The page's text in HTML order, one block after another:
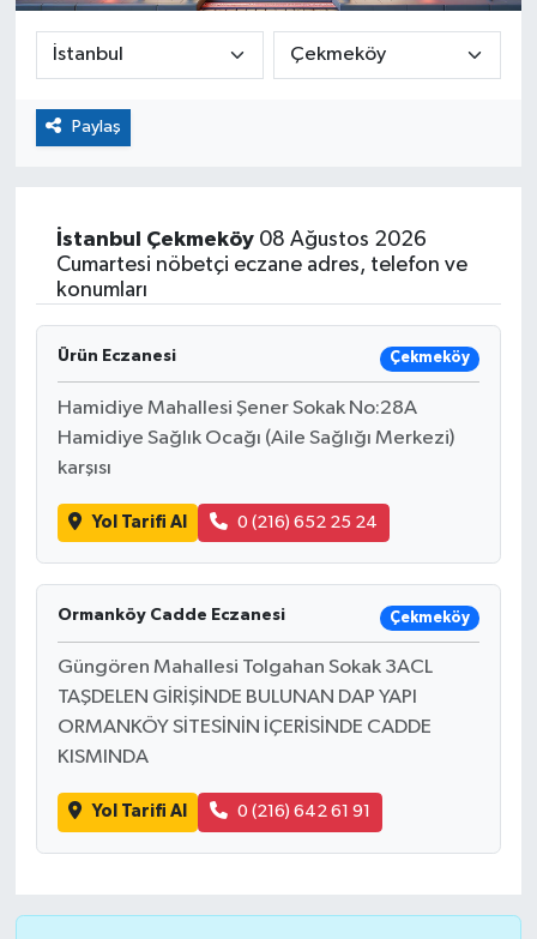
Paylaş
İstanbul Çekmeköy08 Ağustos 2026
Cumartesi nöbetçi eczane adres, telefon ve
konumları
Ürün Eczanesi Çekmeköy
Hamidiye Mahallesi Şener Sokak No:28A
Hamidiye Sağlık Ocağı (Aile Sağlığı Merkezi)
karşısı
Yol Tarifi Al 0 (216) 652 25 24
Ormanköy Cadde Eczanesi Çekmeköy
Güngören Mahallesi Tolgahan Sokak 3ACL
TAŞDELEN GİRİŞİNDE BULUNAN DAP YAPI
ORMANKÖY SİTESİNİN İÇERİSİNDE CADDE
KISMINDA
Yol Tarifi Al 0 (216) 642 61 91